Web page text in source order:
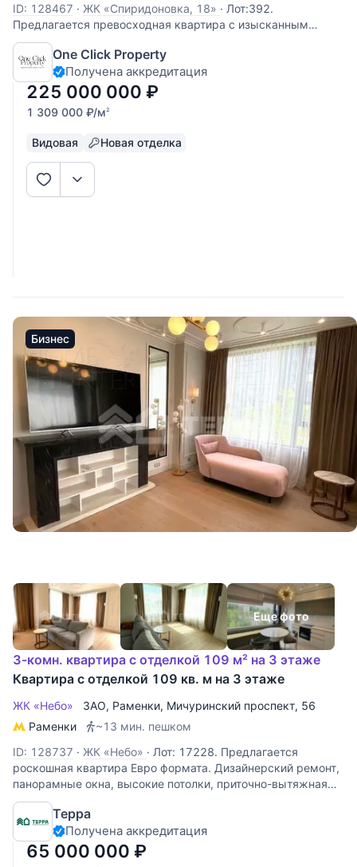
ID: 128467 · ЖК «Спиридоновка, 18» · Лот:392.
Предлагается превосходная квартира с изысканным
ремонтом. Планировка включает, кухню гостиную, отлично
зонированную на кухню с двумя окнами, столовую, и
комфортабельную зону отдыха. Основная мастер-спальня
имеет ванную комнату и лоджию с
One Click Property
Получена аккредитация
225 000 000 ₽
1 309 000 ₽/м2
Видовая Новая отделка
Бизнес
Еще фото
3-комн. квартира с отделкой 109 м² на 3 этаже
Квартира с отделкой 109 кв. м на 3 этаже
ЖК «Небо» ЗАО, Раменки, Мичуринский проспект, 56
Раменки
~13 мин. пешком
ID: 128737 · ЖК «Небо» · Лот: 17228. Предлагается
роскошная квартира Евро формата. Дизайнерский ремонт,
панорамные окна, высокие потолки, приточно-вытяжная
вентиляция, система кондиционирования, подогрев пола.
Закрытая охраняемая территория, видеонаблюдение, двор
без машин,
Терра
Получена аккредитация
65 000 000 ₽